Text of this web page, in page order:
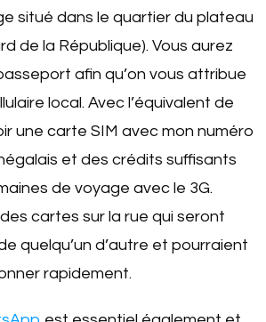
situé dans le quartier du plateau
de la République). Vous aurez
afin qu’on vous attribue
local. Avec l’équivalent de
une carte SIM avec mon numéro
et des crédits suffisants
de voyage avec le 3G.
cartes sur la rue qui seront
quelqu’un d’autre et pourraient
rapidement.